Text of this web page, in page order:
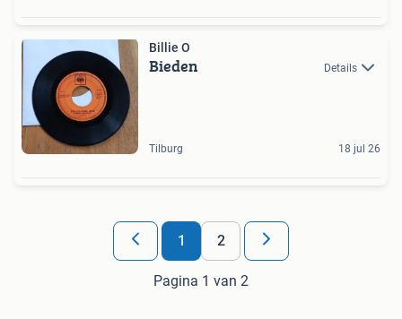
Billie O
Bieden Details
Tilburg 18 jul 26
1 2
Pagina 1 van 2